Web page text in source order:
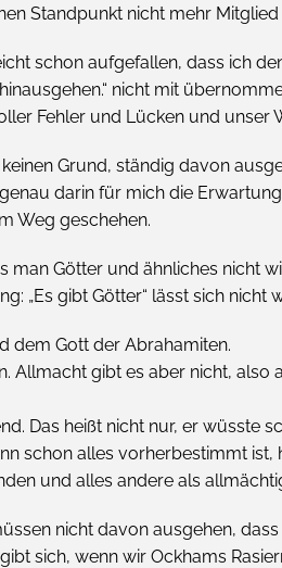
Standpunkt nicht mehr Mitglied
schon aufgefallen, dass ich
nicht mit
Fehler und Lücken und unser
Grund, ständig davon
darin für mich die
Weg geschehen.
man Götter und ähnliches nicht
„Es gibt Götter“ lässt sich
dem Gott der Abrahamiten.
Allmacht gibt es aber nicht, also
Das heißt nicht nur, er wüsste
schon alles vorherbestimmt
und alles andere als
nicht davon ausgehen,
sich, wenn wir Ockhams